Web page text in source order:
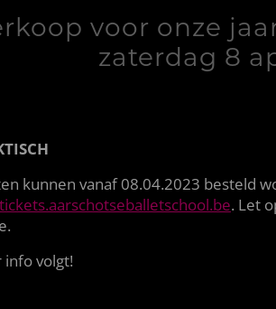
voor onze
zaterdag 8
kunnen vanaf 08.04.2023 besteld
tickets.aarschotseballetschool.be. Let
info volgt!